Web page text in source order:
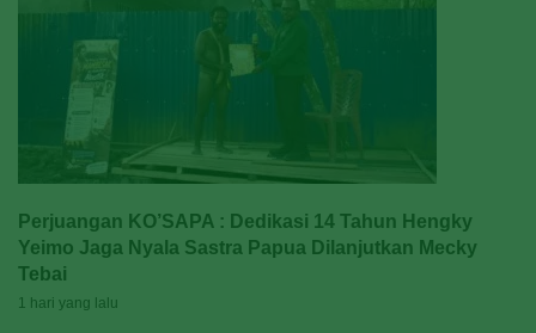
Perjuangan KO’SAPA : Dedikasi 14 Tahun Hengky
Yeimo Jaga Nyala Sastra Papua Dilanjutkan Mecky
Tebai
1 hari yang lalu